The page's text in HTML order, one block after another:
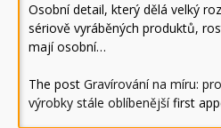
Osobní detail, který dělá velký
sériově vyráběných produktů,
mají osobní…
The post Gravírování na míru:
výrobky stále oblíbenějšífirst